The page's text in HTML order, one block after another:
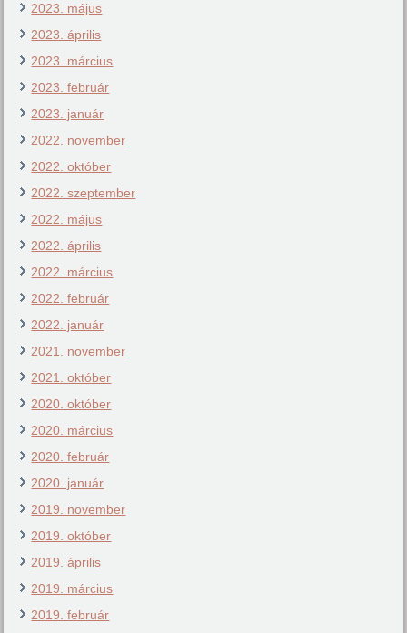
2023. május
2023. április
2023. március
2023. február
2023. január
2022. november
2022. október
2022. szeptember
2022. május
2022. április
2022. március
2022. február
2022. január
2021. november
2021. október
2020. október
2020. március
2020. február
2020. január
2019. november
2019. október
2019. április
2019. március
2019. február